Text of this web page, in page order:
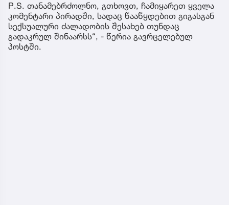
P.S. თანამებრძოლნო, გთხოვთ, ჩამიყარეთ ყველა
კომენტარი პირადში, სადაც წააწყდებით გიგასგან
სექსუალური ძალადობის შესახებ თუნდაც
გადაკრულ შინაარსს“, - წერია გავრცელებულ
პოსტში.